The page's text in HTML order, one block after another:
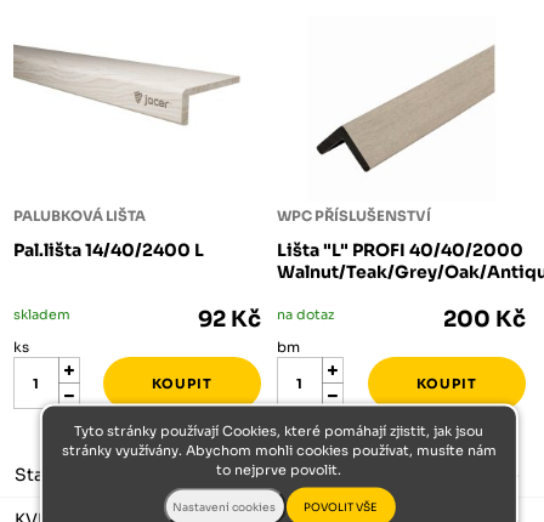
PALUBKOVÁ LIŠTA
Pal.lišta 14/40/2400 L
skladem 92 Kč
ks
WPC PŘÍSLUŠENSTVÍ
Lišta "L" PROFI 40/40/2000
Walnut/Teak/Grey/Oak/
na dotaz 200 Kč
bm
Stavební řezivo
Tyto stránky používají Cookies, které pomáhají zjistit, jak jsou
stránky využívány. Abychom mohli cookies používat, musíte nám
to nejprve povolit.